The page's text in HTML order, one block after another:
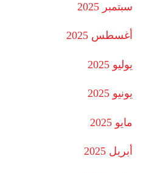
سبتمبر 2025
أغسطس 2025
يوليو 2025
يونيو 2025
مايو 2025
أبريل 2025